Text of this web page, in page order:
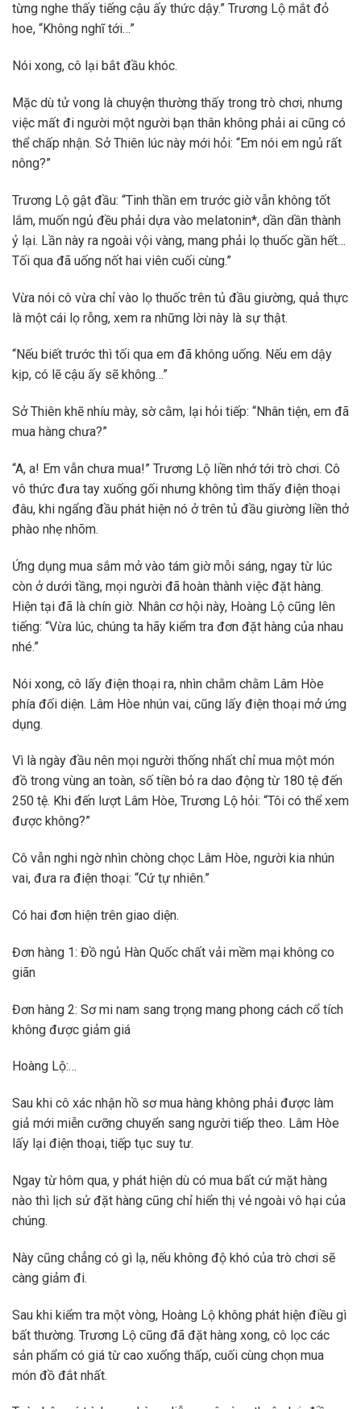
từng nghe thấy tiếng cậu ấy thức dậy.” Trương Lộ mắt đỏ
hoe, “Không nghĩ tới…”
Nói xong, cô lại bắt đầu khóc.
Mặc dù tử vong là chuyện thường thấy trong trò chơi, nhưng
việc mất đi người một người bạn thân không phải ai cũng có
thể chấp nhận. Sở Thiên lúc này mới hỏi: “Em nói em ngủ rất
nông?”
Trương Lộ gật đầu: “Tinh thần em trước giờ vẫn không tốt
lắm, muốn ngủ đều phải dựa vào melatonin*, dần dần thành
ỷ lại. Lần này ra ngoài vội vàng, mang phải lọ thuốc gần hết…
Tối qua đã uống nốt hai viên cuối cùng.”
Vừa nói cô vừa chỉ vào lọ thuốc trên tủ đầu giường, quả thực
là một cái lọ rỗng, xem ra những lời này là sự thật.
“Nếu biết trước thì tối qua em đã không uống. Nếu em dậy
kịp, có lẽ cậu ấy sẽ không…”
Sở Thiên khẽ nhíu mày, sờ cằm, lại hỏi tiếp: “Nhân tiện, em đã
mua hàng chưa?”
“A, a! Em vẫn chưa mua!” Trương Lộ liền nhớ tới trò chơi. Cô
vô thức đưa tay xuống gối nhưng không tìm thấy điện thoại
đâu, khi ngẩng đầu phát hiện nó ở trên tủ đầu giường liền thở
phào nhẹ nhõm.
Ứng dụng mua sắm mở vào tám giờ mỗi sáng, ngay từ lúc
còn ở dưới tầng, mọi người đã hoàn thành việc đặt hàng.
Hiện tại đã là chín giờ. Nhân cơ hội này, Hoàng Lộ cũng lên
tiếng: “Vừa lúc, chúng ta hãy kiểm tra đơn đặt hàng của nhau
nhé.”
Nói xong, cô lấy điện thoại ra, nhìn chằm chằm Lâm Hòe
phía đối diện. Lâm Hòe nhún vai, cũng lấy điện thoại mở ứng
dụng.
Vì là ngày đầu nên mọi người thống nhất chỉ mua một món
đồ trong vùng an toàn, số tiền bỏ ra dao động từ 180 tệ đến
250 tệ. Khi đến lượt Lâm Hòe, Trương Lộ hỏi: “Tôi có thể xem
được không?”
Cô vẫn nghi ngờ nhìn chòng chọc Lâm Hòe, người kia nhún
vai, đưa ra điện thoại: “Cứ tự nhiên.”
Có hai đơn hiện trên giao diện.
Đơn hàng 1: Đồ ngủ Hàn Quốc chất vải mềm mại không co
giãn
Đơn hàng 2: Sơ mi nam sang trọng mang phong cách cổ tích
không được giảm giá
Hoàng Lộ:…
Sau khi cô xác nhận hồ sơ mua hàng không phải được làm
giả mới miễn cưỡng chuyển sang người tiếp theo. Lâm Hòe
lấy lại điện thoại, tiếp tục suy tư.
Ngay từ hôm qua, y phát hiện dù có mua bất cứ mặt hàng
nào thì lịch sử đặt hàng cũng chỉ hiển thị vẻ ngoài vô hại của
chúng.
Này cũng chẳng có gì lạ, nếu không độ khó của trò chơi sẽ
càng giảm đi.
Sau khi kiểm tra một vòng, Hoàng Lộ không phát hiện điều gì
bất thường. Trương Lộ cũng đã đặt hàng xong, cô lọc các
sản phẩm có giá từ cao xuống thấp, cuối cùng chọn mua
món đồ đắt nhất.